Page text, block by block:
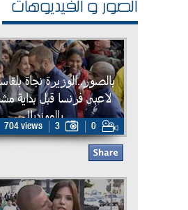
الصور و الفيديوهات
بالصور..الوزيرة نجاة
لاعبي فرنسا قبل بداية
بالمونديال
15 Jun 2014
704 views 3 0